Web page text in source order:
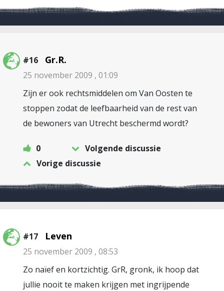
#16 Gr.R.
25 november 2009 , 01:09
Zijn er ook rechtsmiddelen om Van Oosten te
stoppen zodat de leefbaarheid van de rest van
de bewoners van Utrecht beschermd wordt?
0
Volgende discussie
Vorige discussie
#17 Leven
25 november 2009 , 08:53
Zo naïef en kortzichtig. GrR, gronk, ik hoop dat
jullie nooit te maken krijgen met ingrijpende